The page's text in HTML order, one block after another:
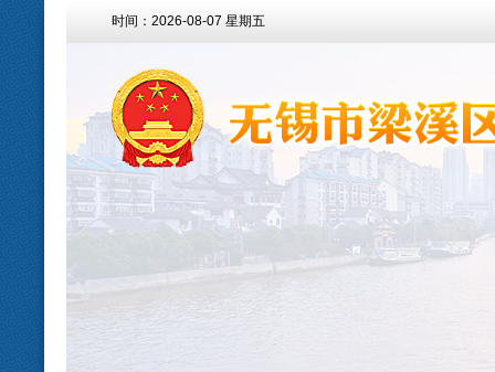
时间： 2026-08-07 星期五